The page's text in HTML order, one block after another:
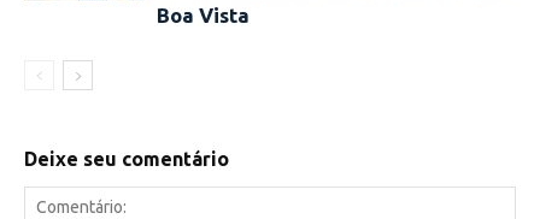
Boa Vista
Deixe seu comentário